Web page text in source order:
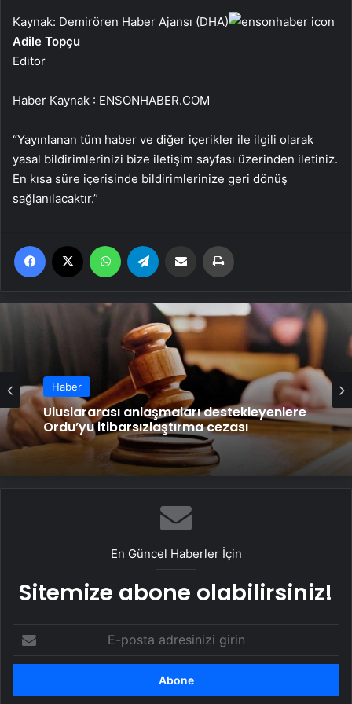
Kaynak: Demirören Haber Ajansı (DHA)
Adile Topçu
Editor
Haber Kaynak : ENSONHABER.COM
“Yayınlanan tüm haber ve diğer içerikler ile ilgili olarak
yasal bildirimlerinizi bize iletişim sayfası üzerinden iletiniz.
En kısa süre içerisinde bildirimlerinize geri dönüş
sağlanılacaktır.”
Facebook WhatsApp Email'den paylaş
Haber
Uluslararası anlaşmaları destekleyenlere
Ordu’yu itibarsızlaştırma cezası
En Güncel Haberler İçin
Sitemize abone olabilirsiniz!
posta
adresinizi